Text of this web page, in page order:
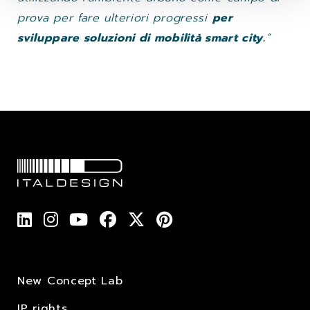
prova per fare ulteriori progressi per
sviluppare soluzioni di mobilità smart city.”
New Concept Lab